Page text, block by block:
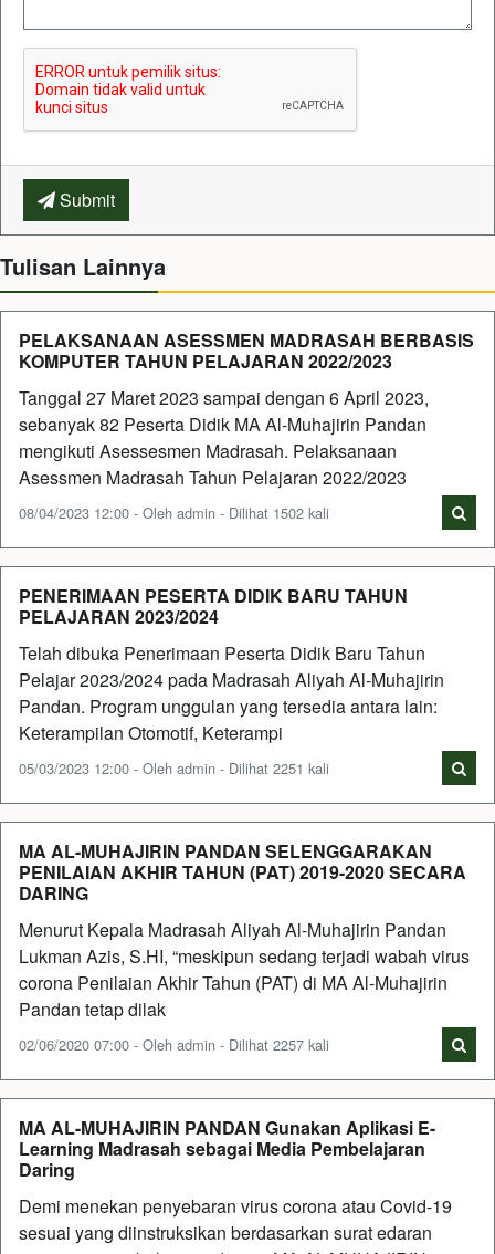
Submit
Tulisan Lainnya
PELAKSANAAN ASESSMEN MADRASAH BERBASIS
KOMPUTER TAHUN PELAJARAN 2022/2023
Tanggal 27 Maret 2023 sampai dengan 6 April 2023,
sebanyak 82 Peserta Didik MA Al-Muhajirin Pandan
mengikuti Asessesmen Madrasah. Pelaksanaan
Asessmen Madrasah Tahun Pelajaran 2022/2023
08/04/2023 12:00 - Oleh admin - Dilihat 1502 kali
PENERIMAAN PESERTA DIDIK BARU TAHUN
PELAJARAN 2023/2024
Telah dibuka Penerimaan Peserta Didik Baru Tahun
Pelajar 2023/2024 pada Madrasah Aliyah Al-Muhajirin
Pandan. Program unggulan yang tersedia antara lain:
Keterampilan Otomotif, Keterampi
05/03/2023 12:00 - Oleh admin - Dilihat 2251 kali
MA AL-MUHAJIRIN PANDAN SELENGGARAKAN
PENILAIAN AKHIR TAHUN (PAT) 2019-2020 SECARA
DARING
Menurut Kepala Madrasah Aliyah Al-Muhajirin Pandan
Lukman Azis, S.HI, “meskipun sedang terjadi wabah virus
corona Penilaian Akhir Tahun (PAT) di MA Al-Muhajirin
Pandan tetap dilak
02/06/2020 07:00 - Oleh admin - Dilihat 2257 kali
MA AL-MUHAJIRIN PANDAN Gunakan Aplikasi E-
Learning Madrasah sebagai Media Pembelajaran
Daring
Demi menekan penyebaran virus corona atau Covid-19
sesuai yang diinstruksikan berdasarkan surat edaran